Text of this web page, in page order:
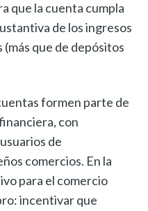
que la cuenta cumpla
de los ingresos
que de depósitos
formen parte de
con
de
comercios. En la
para el comercio
incentivar que